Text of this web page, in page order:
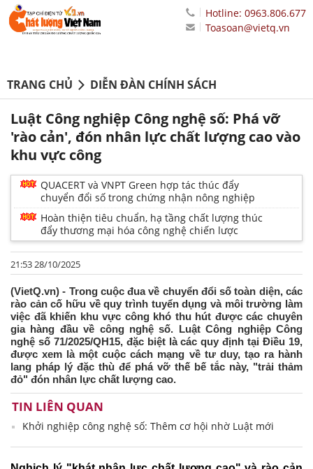
Hotline: 0963.806.677
Toasoan@vietq.vn
TRANG CHỦ DIỄN ĐÀN CHÍNH SÁCH
Luật Công nghiệp Công nghệ số: Phá vỡ
'rào cản', đón nhân lực chất lượng cao vào
khu vực công
QUACERT và VNPT Green hợp tác thúc đẩy
chuyển đổi số trong chứng nhận nông nghiệp
Hoàn thiện tiêu chuẩn, hạ tầng chất lượng thúc
đẩy thương mại hóa công nghệ chiến lược
21:53 28/10/2025
(VietQ.vn) - Trong cuộc đua về chuyển đổi số toàn diện, các
rào cản cố hữu về quy trình tuyển dụng và môi trường làm
việc đã khiến khu vực công khó thu hút được các chuyên
gia hàng đầu về công nghệ số. Luật Công nghiệp Công
nghệ số 71/2025/QH15, đặc biệt là các quy định tại Điều 19,
được xem là một cuộc cách mạng về tư duy, tạo ra hành
lang pháp lý đặc thù để phá vỡ thế bế tắc này, "trải thảm
đỏ" đón nhân lực chất lượng cao.
TIN LIÊN QUAN
Khởi nghiệp công nghệ số: Thêm cơ hội nhờ Luật mới